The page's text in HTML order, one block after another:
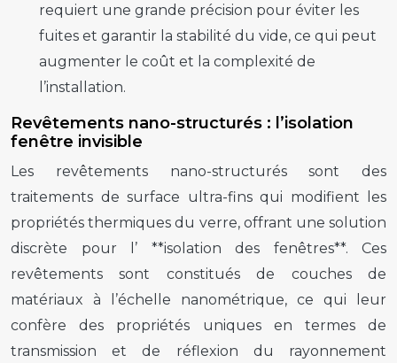
requiert une grande précision pour éviter les
fuites et garantir la stabilité du vide, ce qui peut
augmenter le coût et la complexité de
l’installation.
Revêtements nano-structurés : l’isolation
fenêtre invisible
Les revêtements nano-structurés sont des
traitements de surface ultra-fins qui modifient les
propriétés thermiques du verre, offrant une solution
discrète pour l’ **isolation des fenêtres**. Ces
revêtements sont constitués de couches de
matériaux à l’échelle nanométrique, ce qui leur
confère des propriétés uniques en termes de
transmission et de réflexion du rayonnement